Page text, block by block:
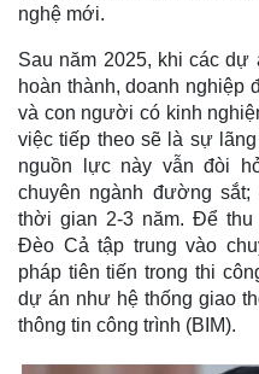
nghệ mới.
Sau năm 2025, khi các
hoàn thành, doanh nghiệp
và con người có kinh
việc tiếp theo sẽ là sự
nguồn lực này vẫn đòi
chuyên ngành đường
thời gian 2-3 năm. Để thu
Đèo Cả tập trung vào
pháp tiên tiến trong thi
dự án như hệ thống giao
thông tin công trình (BIM).